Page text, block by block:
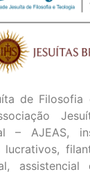
de Filosofia
– AJEAS,